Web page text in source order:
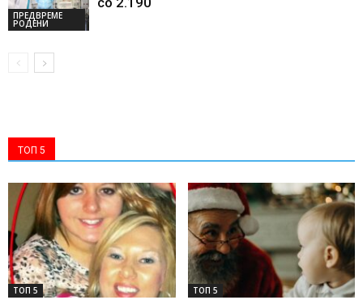
ПРЕДВРЕМЕ
РОДЕНИ
ТОП 5
ТОП 5 ТОП 5